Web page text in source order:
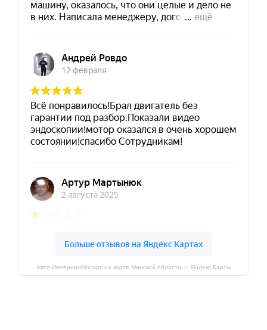
Авто-ИмпериалМоторс на карте Минской области — Яндекс Карты